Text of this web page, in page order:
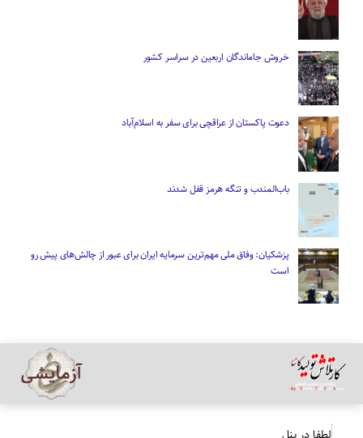
خروش جاماندگان اربعین در سراسر کشور
دعوت پاکستان از عراقچی برای سفر به اسلام‌آباد
باب‌المندب و تنگه هرمز قفل شدند
پزشکیان: وفاق ملی مهم‌ترین سرمایه ایران برای عبور از چالش‌های پیش رو
است
لطفا در پنل